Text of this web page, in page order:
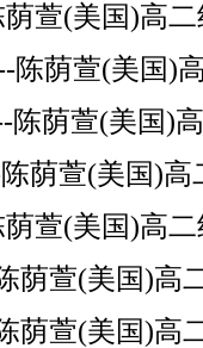
萱(美国)高
陈荫萱(美国)
陈荫萱(美国)
荫萱(美国)高
萱(美国)高
荫萱(美国)高
荫萱(美国)高